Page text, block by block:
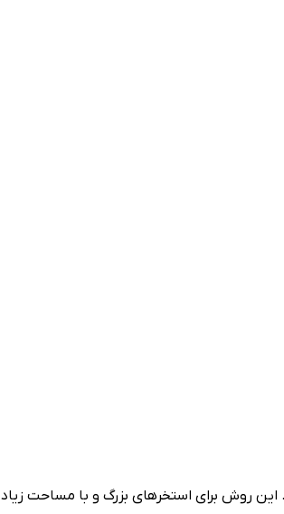
این روش برای استخر‌های بزرگ و با مساحت زیاد